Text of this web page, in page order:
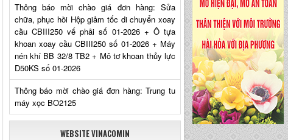
Thông báo mời chào giá đơn hàng: Sửa
chữa, phục hồi Hộp giảm tốc di chuyển xoay
cầu CBIII250 vế phải số 01-2026 + Ô tựa
khoan xoay cầu CBIII250 số 01-2026 + Máy
nén khí BB 32/8 TB2 + Mô tơ khoan thủy lực
D50KS số 01-2026
Thông báo mời chào giá đơn hàng: Trung tu
máy xọc BO2125
WEBSITE VINACOMIN